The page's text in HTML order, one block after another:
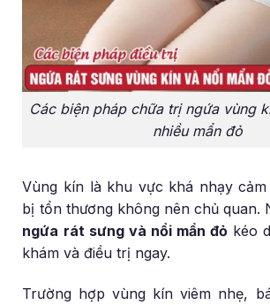
Các biện pháp chữa trị ngứa vùng
nhiều mẩn đỏ
Vùng kín là khu vực khá nhạy
bị tổn thương không nên chủ quan.
ngứa rát sưng và nổi mẩn đỏ kéo
khám và điều trị ngay.
Trường hợp vùng kín viêm nhẹ,